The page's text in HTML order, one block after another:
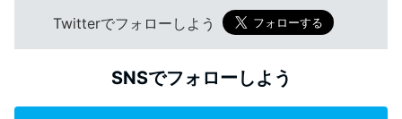
Twitterでフォローしよう
SNSでフォローしよう